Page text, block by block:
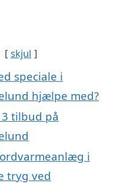
skjul
speciale i
hjælpe med?
tilbud på
i
tryg ved